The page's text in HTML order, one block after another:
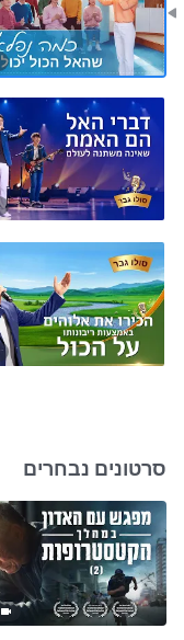
סרטונים נבחרים